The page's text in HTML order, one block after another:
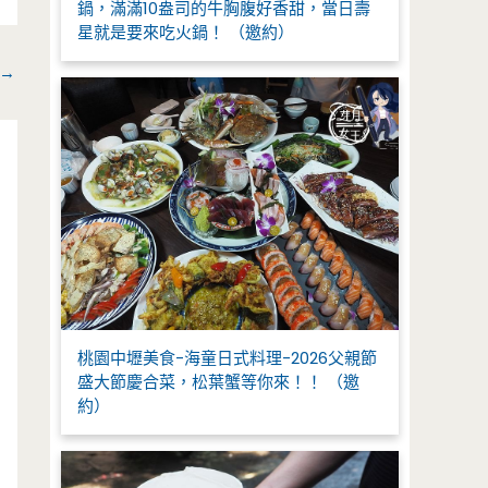
→
鍋，滿滿10盎司的牛胸腹好香甜，當日壽
星就是要來吃火鍋！ （邀約）
桃園中壢美食-海童日式料理-2026父親節
盛大節慶合菜，松葉蟹等你來！！ （邀
約）